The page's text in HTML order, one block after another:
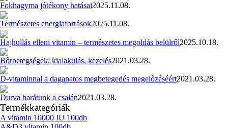
Fokhagyma jótékony hatásai2025.11.08.
Természetes energiaforrások2025.11.08.
Hajhullás elleni vitamin – természetes megoldás belülről2025.10.18.
Bőrbetegségek: kialakulás, kezelés2021.03.28.
D-vitaminnal a daganatos megbetegedés megelőzéséért2021.03.28.
Durva barátunk a csalán2021.03.28.
Termékkategóriák
A vitamin 10000 IU 100db